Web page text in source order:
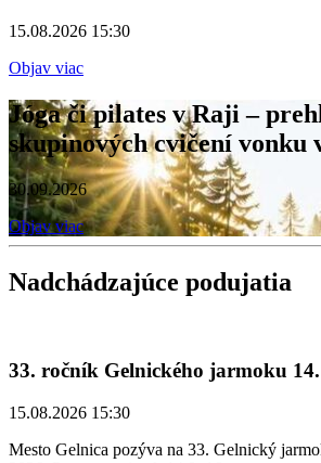
15.08.2026 15:30
Objav viac
Jóga či pilates v Raji –
skupinových cvičení vonku
30.09.2026
Objav viac
Nadchádzajúce podujatia
33. ročník Gelnického jarmoku
15.08.2026 15:30
Mesto Gelnica pozýva na 33. Gelnický